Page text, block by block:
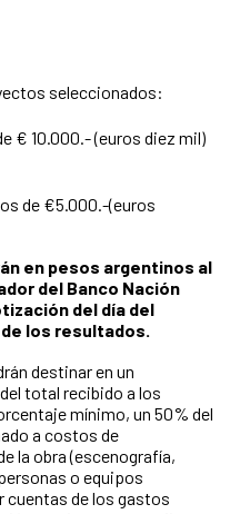
seleccionados:
€ 10.000.- (euros diez mil)
de €5.000.-(euros
en pesos argentinos al
del Banco Nación
del día del
los resultados.
destinar en un
total recibido a los
mínimo, un 50% del
a costos de
la obra (escenografía,
o equipos
cuentas de los gastos